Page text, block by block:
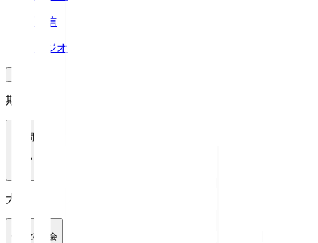
配信
ラジオ
期間
1週間
大会
全ての大会